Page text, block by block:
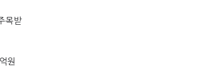
목받
원